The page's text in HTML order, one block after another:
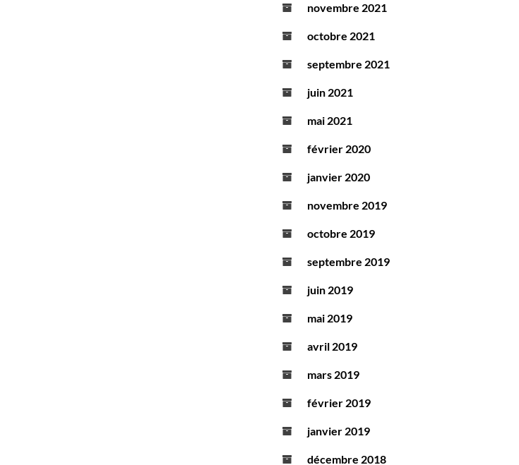
novembre 2021
octobre 2021
septembre 2021
juin 2021
mai 2021
février 2020
janvier 2020
novembre 2019
octobre 2019
septembre 2019
juin 2019
mai 2019
avril 2019
mars 2019
février 2019
janvier 2019
décembre 2018